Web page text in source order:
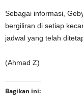
Sebagai informasi,
bergiliran di setiap
jadwal yang telah
(Ahmad Z)
Bagikan ini: